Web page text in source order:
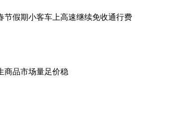
节假期小客车上高速继续免收通行费
商品市场量足价稳